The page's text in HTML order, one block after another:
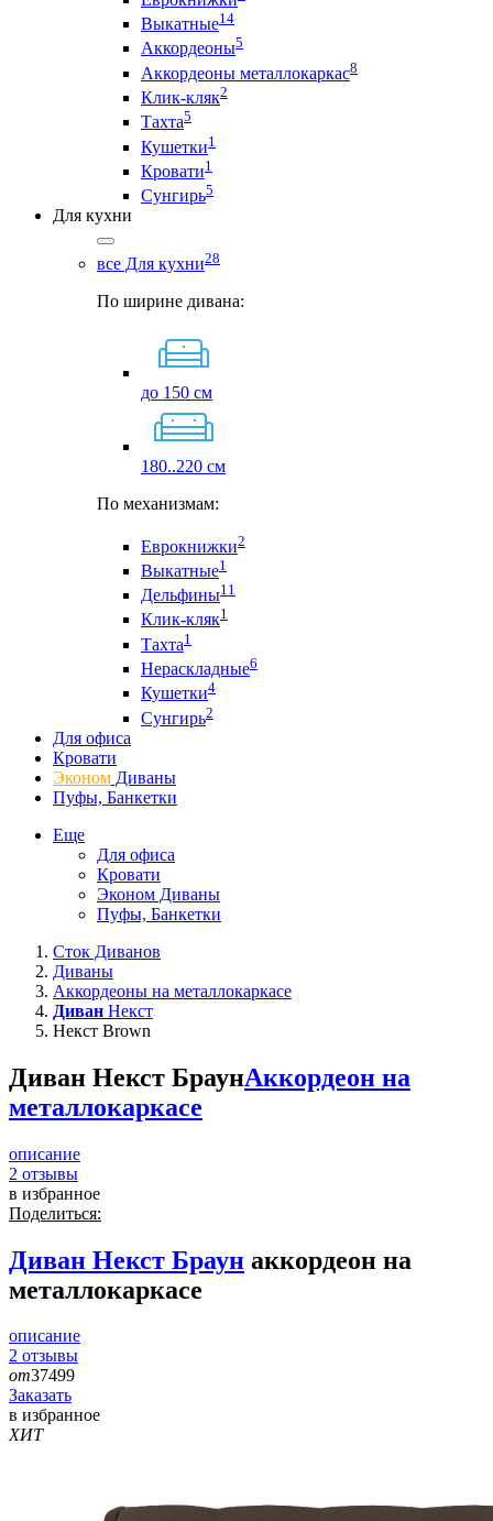
Выкатные14
Аккордеоны5
Аккордеоны металлокаркас8
Клик-кляк2
Тахта5
Кушетки1
Кровати1
Сунгирь5
Для кухни
все Для кухни28
По ширине дивана:
до 150 см
180..220 см
По механизмам:
Еврокнижки2
Выкатные1
Дельфины11
Клик-кляк1
Тахта1
Нераскладные6
Кушетки4
Сунгирь2
Для офиса
Кровати
Эконом Диваны
Пуфы, Банкетки
Еще
Для офиса
Кровати
Эконом Диваны
Пуфы, Банкетки
Сток Диванов
Диваны
Аккордеоны на металлокаркасе
Диван Некст
Некст Brown
Диван Некст БраунАккордеон на
металлокаркасе
описание
2 отзывы
в избранное
Поделиться:
Диван Некст Браун аккордеон на
металлокаркасе
описание
2 отзывы
от37499
Заказать
в избранное
ХИТ